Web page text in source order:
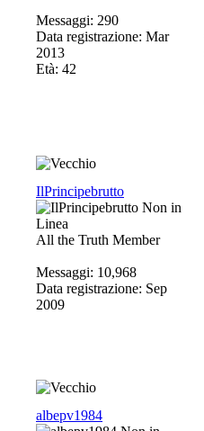
Messaggi: 290
Data registrazione: Mar
2013
Età: 42
IlPrincipebrutto
All the Truth Member
Messaggi: 10,968
Data registrazione: Sep
2009
albepv1984